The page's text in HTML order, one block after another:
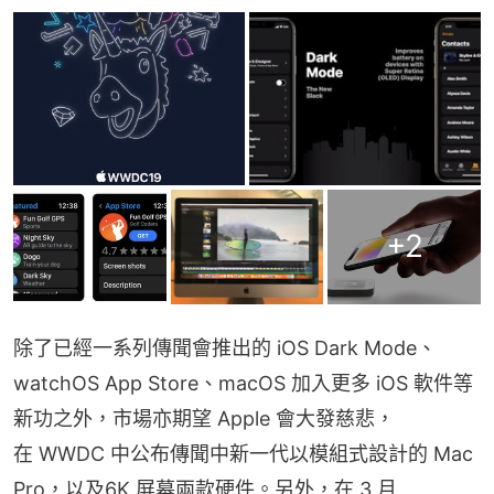
+2
除了已經一系列傳聞會推出的 iOS Dark Mode、
watchOS App Store、macOS 加入更多 iOS 軟件等
新功之外，市場亦期望 Apple 會大發慈悲，
在 WWDC 中公布傳聞中新一代以模組式設計的 Mac
Pro，以及6K 屏幕兩款硬件。另外，在 3 月